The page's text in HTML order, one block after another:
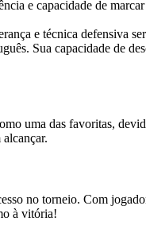
e capacidade de
e técnica defensiva
Sua capacidade de
uma das favoritas,
no torneio. Com
à vitória!